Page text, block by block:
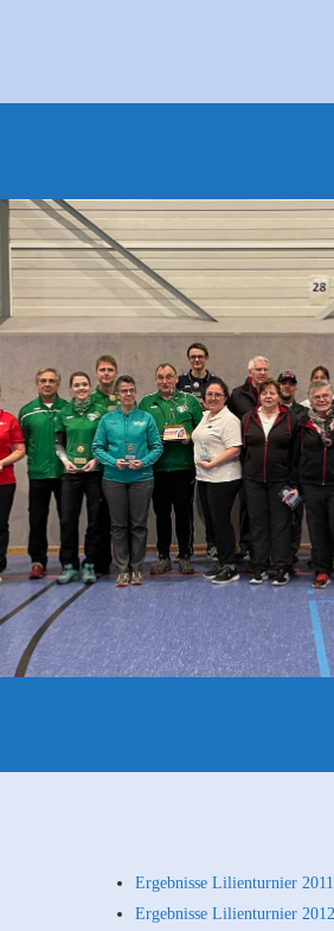
Ergebnisse Lilienturnier 2011
Ergebnisse Lilienturnier 2012